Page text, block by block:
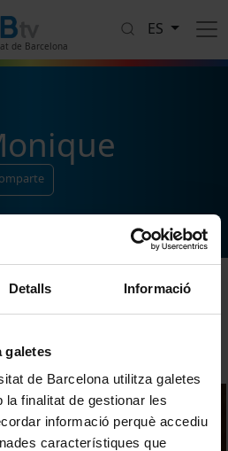
Detalls Informació
galetes
de Barcelona utilitza galetes
finalitat de gestionar les
informació perquè accediu
característiques que
de Barcelona
ES